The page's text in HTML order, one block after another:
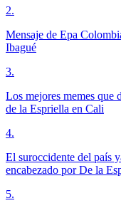
2.
Mensaje de Epa
Ibagué
3.
Los mejores memes que
de la Espriella en Cali
4.
El suroccidente del país
encabezado por De la
5.